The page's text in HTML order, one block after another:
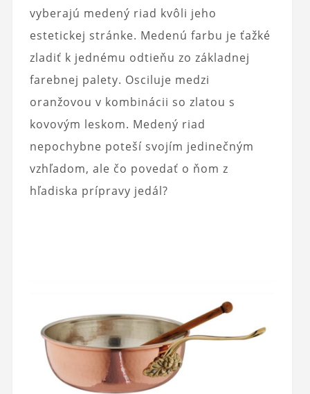
vyberajú medený riad kvôli jeho
estetickej stránke. Medenú farbu je ťažké
zladiť k jednému odtieňu zo základnej
farebnej palety. Osciluje medzi
oranžovou v kombinácii so zlatou s
kovovým leskom. Medený riad
nepochybne poteší svojím jedinečným
vzhľadom, ale čo povedať o ňom z
hľadiska prípravy jedál?